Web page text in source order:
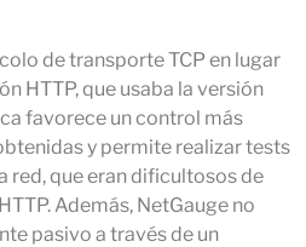
abril 2024
diciembre 2023
noviembre 2023
octubre 2023
septiembre 2023
julio 2023
de transporte TCP en lugar
HTTP, que usaba la versión
favorece un control más
y permite realizar tests
red, que eran dificultosos de
Además, NetGauge no
pasivo a través de un